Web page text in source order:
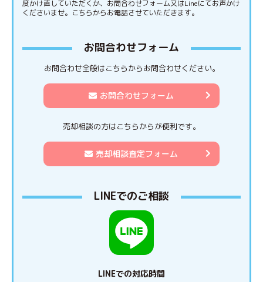
度かけ直していただくか、お問合わせフォーム又はLineにてお声かけ
くださいませ。こちらからお電話させていただきます。
お問合わせフォーム
お問合わせ全般はこちらからお問合わせください。
お問合わせフォーム
売却相談の方はこちらからが便利です。
売却相談査定フォーム
LINEでのご相談
LINEでの対応時間